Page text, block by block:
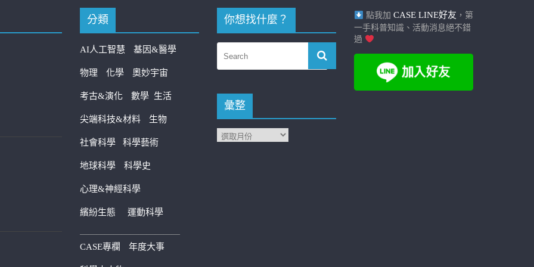
分類
AI人工智慧 基因&醫學
物理 化學 奧妙宇宙
考古&演化 數學 生活
尖端科技&材料 生物
社會科學 科學藝術
地球科學 科學史
心理&神經科學
繽紛生態 運動科學
————————————
CASE專欄 年度大事
你想找什麼？
彙整
點我加 CASE LINE好友 ，第
一手科普知識、活動消息絕不錯
過